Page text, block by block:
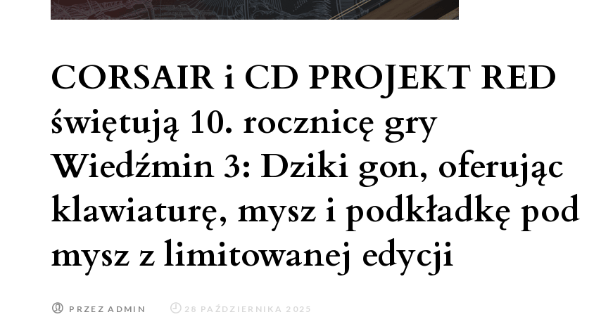
CORSAIR i CD PROJEKT RED
świętują 10. rocznicę gry
Wiedźmin 3: Dziki gon, oferując
klawiaturę, mysz i podkładkę pod
mysz z limitowanej edycji
PRZEZADMIN